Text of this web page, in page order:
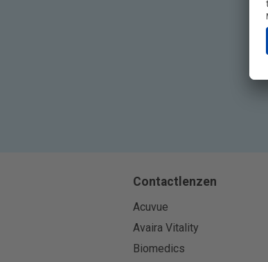
Contactlenzen
Acuvue
Avaira Vitality
Biomedics